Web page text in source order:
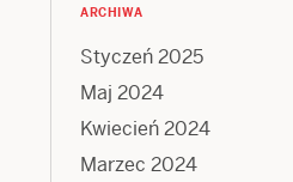
ARCHIWA
Styczeń 2025
Maj 2024
Kwiecień 2024
Marzec 2024